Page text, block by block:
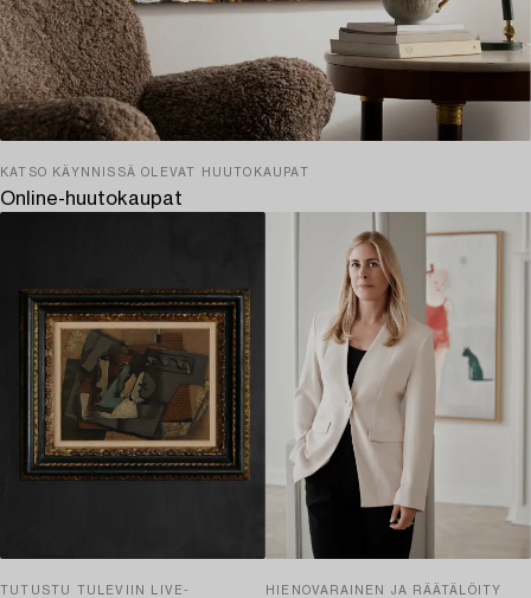
KATSO KÄYNNISSÄ OLEVAT HUUTOKAUPAT
Online-huutokaupat
TUTUSTU TULEVIIN LIVE-
HIENOVARAINEN JA RÄÄTÄLÖITY